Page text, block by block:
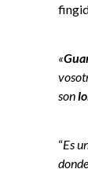
«
son
“Es